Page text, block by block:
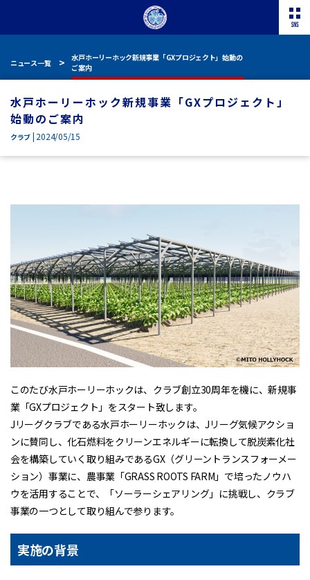
ニュース一覧
水戸ホーリーホック新規事業「GXプロジェクト」始動の
ご案内
水戸ホーリーホック新規事業「GXプロジェクト」
始動のご案内
クラブ | 2024/05/15
このたび水戸ホーリーホックは、クラブ創立30周年を機に、新規事
業「GXプロジェクト」をスタート致します。
Jリーグクラブである水戸ホーリーホックは、Jリーグ気候アクショ
ンに賛同し、化石燃料をクリーンエネルギーに転換して脱炭素化社
会を構築していく取り組みであるGX（グリーントランスフォーメー
ション）事業に、農事業「GRASS ROOTS FARM」で培ったノウハ
ウを活用することで、「ソーラーシェアリング」に挑戦し、クラブ
事業の一つとして取り組んで参ります。
実施の背景